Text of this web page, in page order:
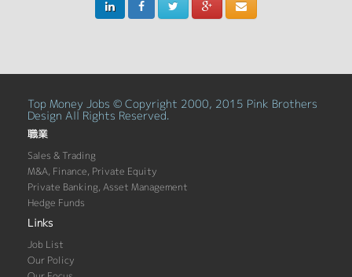
Top Money Jobs © Copyright 2000, 2015 Pink Brothers
Design All Rights Reserved.
職業
Sales & Trading
M&A, Finance, Private Equity
Private Banking, Asset Management
Hedge Funds
Links
Job List
Our Policy